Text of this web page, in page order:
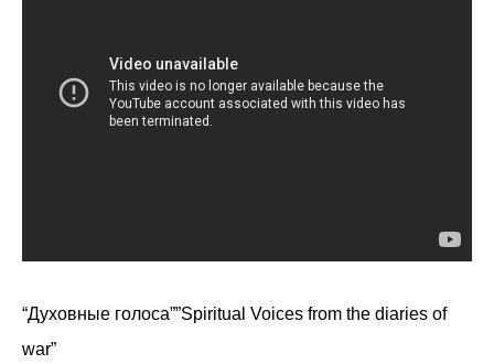
“Духовные голоса””Spiritual Voices from the diaries of
war”